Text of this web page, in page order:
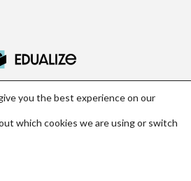
of Istituto Marangoni, NABA and
Academy in Finland
muotoilua ulkomailla
you the best experience on our
which cookies we are using or switch